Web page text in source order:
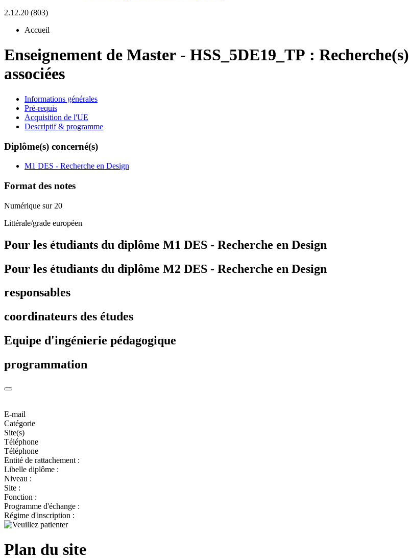
2.12.20 (803)
Accueil
Enseignement de Master - HSS_5DE19_TP :
associées
Informations générales
Pré-requis
Acquisition de l'UE
Descriptif & programme
Diplôme(s) concerné(s)
M1 DES - Recherche en Design
Format des notes
Numérique sur 20
Littérale/grade européen
Pour les étudiants du diplôme M1 DES - Recherche en Design
Pour les étudiants du diplôme M2 DES - Recherche en Design
responsables
coordinateurs des études
Equipe d'ingénierie pédagogique
programmation
E-mail
Catégorie
Site(s)
Téléphone
Téléphone
Entité de rattachement :
Libelle diplôme :
Niveau :
Site :
Fonction :
Programme d'échange :
Régime d'inscription :
Plan du site